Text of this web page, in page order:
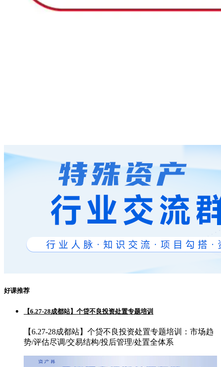
好课推荐
【6.27-28成都站】个贷不良投资处置专题培训
【6.27-28成都站】个贷不良投资处置专题培训：市场趋
势/评估尽调/交易结构/投后管理/处置全体系